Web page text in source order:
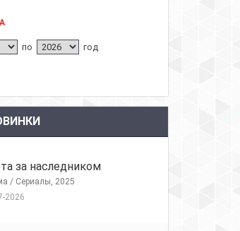
по год
за наследником
/ Сериалы, 2025
2026